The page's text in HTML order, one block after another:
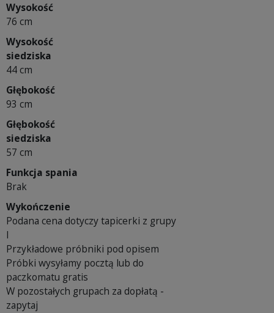
Wysokość
76 cm
Wysokość
siedziska
44 cm
Głębokość
93 cm
Głębokość
siedziska
57 cm
Funkcja spania
Brak
Wykończenie
Podana cena dotyczy tapicerki z grupy
I
Przykładowe próbniki pod opisem
Próbki wysyłamy pocztą lub do
paczkomatu gratis
W pozostałych grupach za dopłatą -
zapytaj